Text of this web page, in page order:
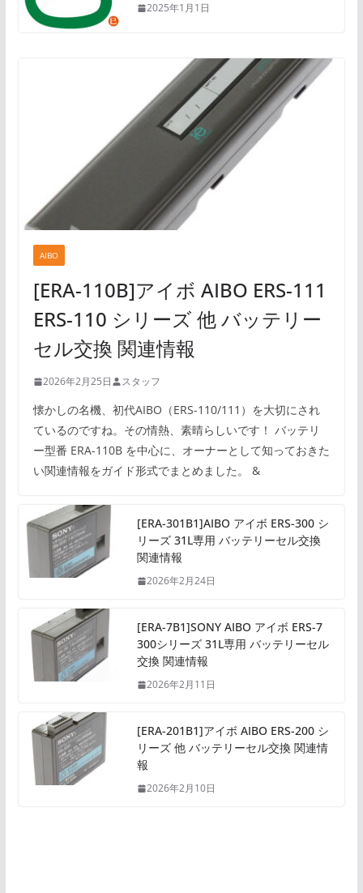
2025年1月1日
AIBO
[ERA-110B]アイボ AIBO ERS-111
ERS-110 シリーズ 他 バッテリー
セル交換 関連情報
2026年2月25日 スタッフ
懐かしの名機、初代AIBO（ERS-110/111）を大切にされ
ているのですね。その情熱、素晴らしいです！ バッテリ
ー型番 ERA-110B を中心に、オーナーとして知っておきた
い関連情報をガイド形式でまとめました。 &
[ERA-301B1]AIBO アイボ ERS-300 シ
リーズ 31L専用 バッテリーセル交換
関連情報
2026年2月24日
[ERA-7B1]SONY AIBO アイボ ERS-7
300シリーズ 31L専用 バッテリーセル
交換 関連情報
2026年2月11日
[ERA-201B1]アイボ AIBO ERS-200 シ
リーズ 他 バッテリーセル交換 関連情
報
2026年2月10日